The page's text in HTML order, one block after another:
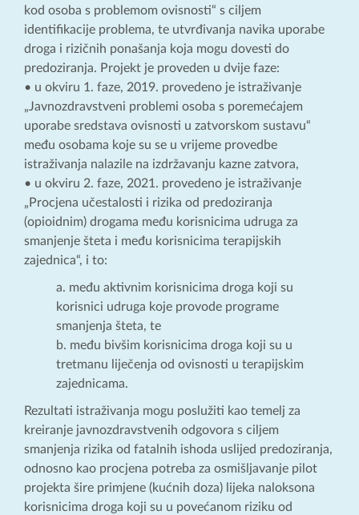
kod osoba s problemom ovisnosti“ s ciljem
identifikacije problema, te utvrđivanja navika uporabe
droga i rizičnih ponašanja koja mogu dovesti do
predoziranja. Projekt je proveden u dvije faze:
• u okviru 1. faze, 2019. provedeno je istraživanje
„Javnozdravstveni problemi osoba s poremećajem
uporabe sredstava ovisnosti u zatvorskom sustavu“
među osobama koje su se u vrijeme provedbe
istraživanja nalazile na izdržavanju kazne zatvora,
• u okviru 2. faze, 2021. provedeno je istraživanje
„Procjena učestalosti i rizika od predoziranja
(opioidnim) drogama među korisnicima udruga za
smanjenje šteta i među korisnicima terapijskih
zajednica“, i to:
a. među aktivnim korisnicima droga koji su
korisnici udruga koje provode programe
smanjenja šteta, te
b. među bivšim korisnicima droga koji su u
tretmanu liječenja od ovisnosti u terapijskim
zajednicama.
Rezultati istraživanja mogu poslužiti kao temelj za
kreiranje javnozdravstvenih odgovora s ciljem
smanjenja rizika od fatalnih ishoda uslijed predoziranja,
odnosno kao procjena potreba za osmišljavanje pilot
projekta šire primjene (kućnih doza) lijeka naloksona
korisnicima droga koji su u povećanom riziku od